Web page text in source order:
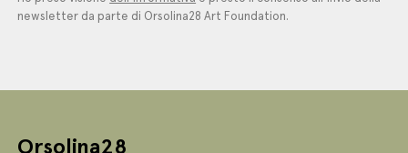
newsletter da parte di Orsolina28 Art Foundation.
Orsolina28